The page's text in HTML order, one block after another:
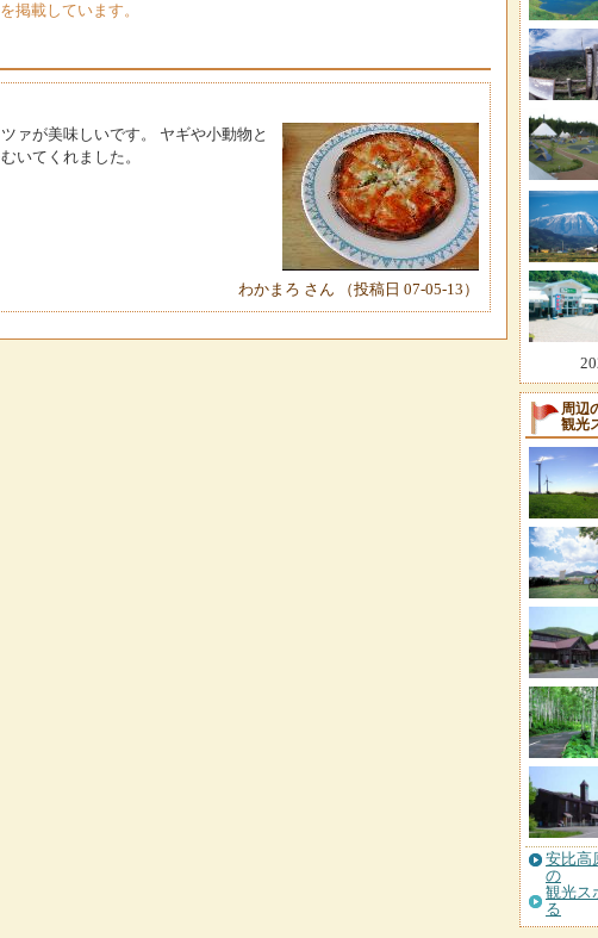
掲載しています。
ァが美味しいです。 ヤギや小動物と
いてくれました。
わかまろ さん （投稿日 07-05-13）
周辺
観光
安比高
の
観光ス
る